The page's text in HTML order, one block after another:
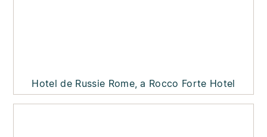
Hotel de Russie Rome, a Rocco Forte Hotel